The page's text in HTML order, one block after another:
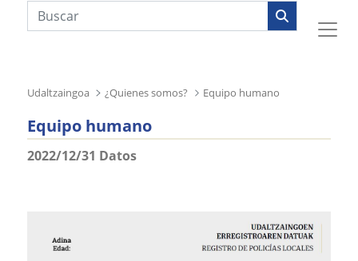
Búsqueda web
Udaltzaingoa ¿Quienes somos? Equipo humano
Equipo humano
2022/12/31 Datos